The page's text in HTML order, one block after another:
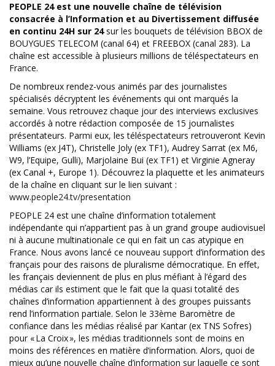
PEOPLE 24 est une nouvelle chaîne de télévision
consacrée à l’Information et au Divertissement diffusée
en continu 24H sur 24sur les bouquets de télévision BBOX de
BOUYGUES TELECOM (canal 64) et FREEBOX (canal 283). La
chaîne est accessible à plusieurs millions de téléspectateurs en
France.
De nombreux rendez-vous animés par des journalistes
spécialisés décryptent les événements qui ont marqués la
semaine. Vous retrouvez chaque jour des interviews exclusives
accordés à notre rédaction composée de 15 journalistes
présentateurs. Parmi eux, les téléspectateurs retrouveront Kevin
Williams (ex J4T), Christelle Joly (ex TF1), Audrey Sarrat (ex M6,
W9, l’Equipe, Gulli), Marjolaine Bui (ex TF1) et Virginie Agneray
(ex Canal +, Europe 1). Découvrez la plaquette et les animateurs
de la chaîne en cliquant sur le lien suivant :
www.people24.tv/presentation
PEOPLE 24 est une chaîne d’information totalement
indépendante qui n’appartient pas à un grand groupe audiovisuel
ni à aucune multinationale ce qui en fait un cas atypique en
France. Nous avons lancé ce nouveau support d’information des
français pour des raisons de pluralisme démocratique. En effet,
les français deviennent de plus en plus méfiant à l’égard des
médias car ils estiment que le fait que la quasi totalité des
chaînes d’information appartiennent à des groupes puissants
rend l’information partiale. Selon le 33ème Baromètre de
confiance dans les médias réalisé par Kantar (ex TNS Sofres)
pour « La Croix », les médias traditionnels sont de moins en
moins des références en matière d’information. Alors, quoi de
mieux qu’une nouvelle chaîne d’information sur laquelle ce sont